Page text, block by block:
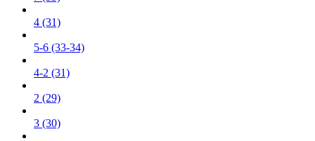
4 (31)
5-6 (33-34)
4-2 (31)
2 (29)
3 (30)